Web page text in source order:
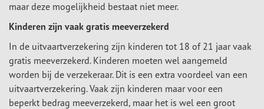
maar deze mogelijkheid bestaat niet meer.
Kinderen zijn vaak gratis meeverzekerd
In de uitvaartverzekering zijn kinderen tot 18 of 21 jaar vaak
gratis meeverzekerd. Kinderen moeten wel aangemeld
worden bij de verzekeraar. Dit is een extra voordeel van een
uitvaartverzekering. Vaak zijn kinderen maar voor een
beperkt bedrag meeverzekerd, maar het is wel een groot